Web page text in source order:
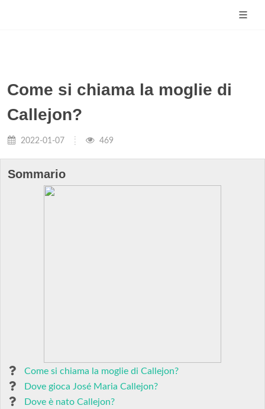
Come si chiama la moglie di
Callejon?
2022-01-07 469
Sommario
Come si chiama la moglie di Callejon?
Dove gioca José Maria Callejon?
Dove è nato Callejon?